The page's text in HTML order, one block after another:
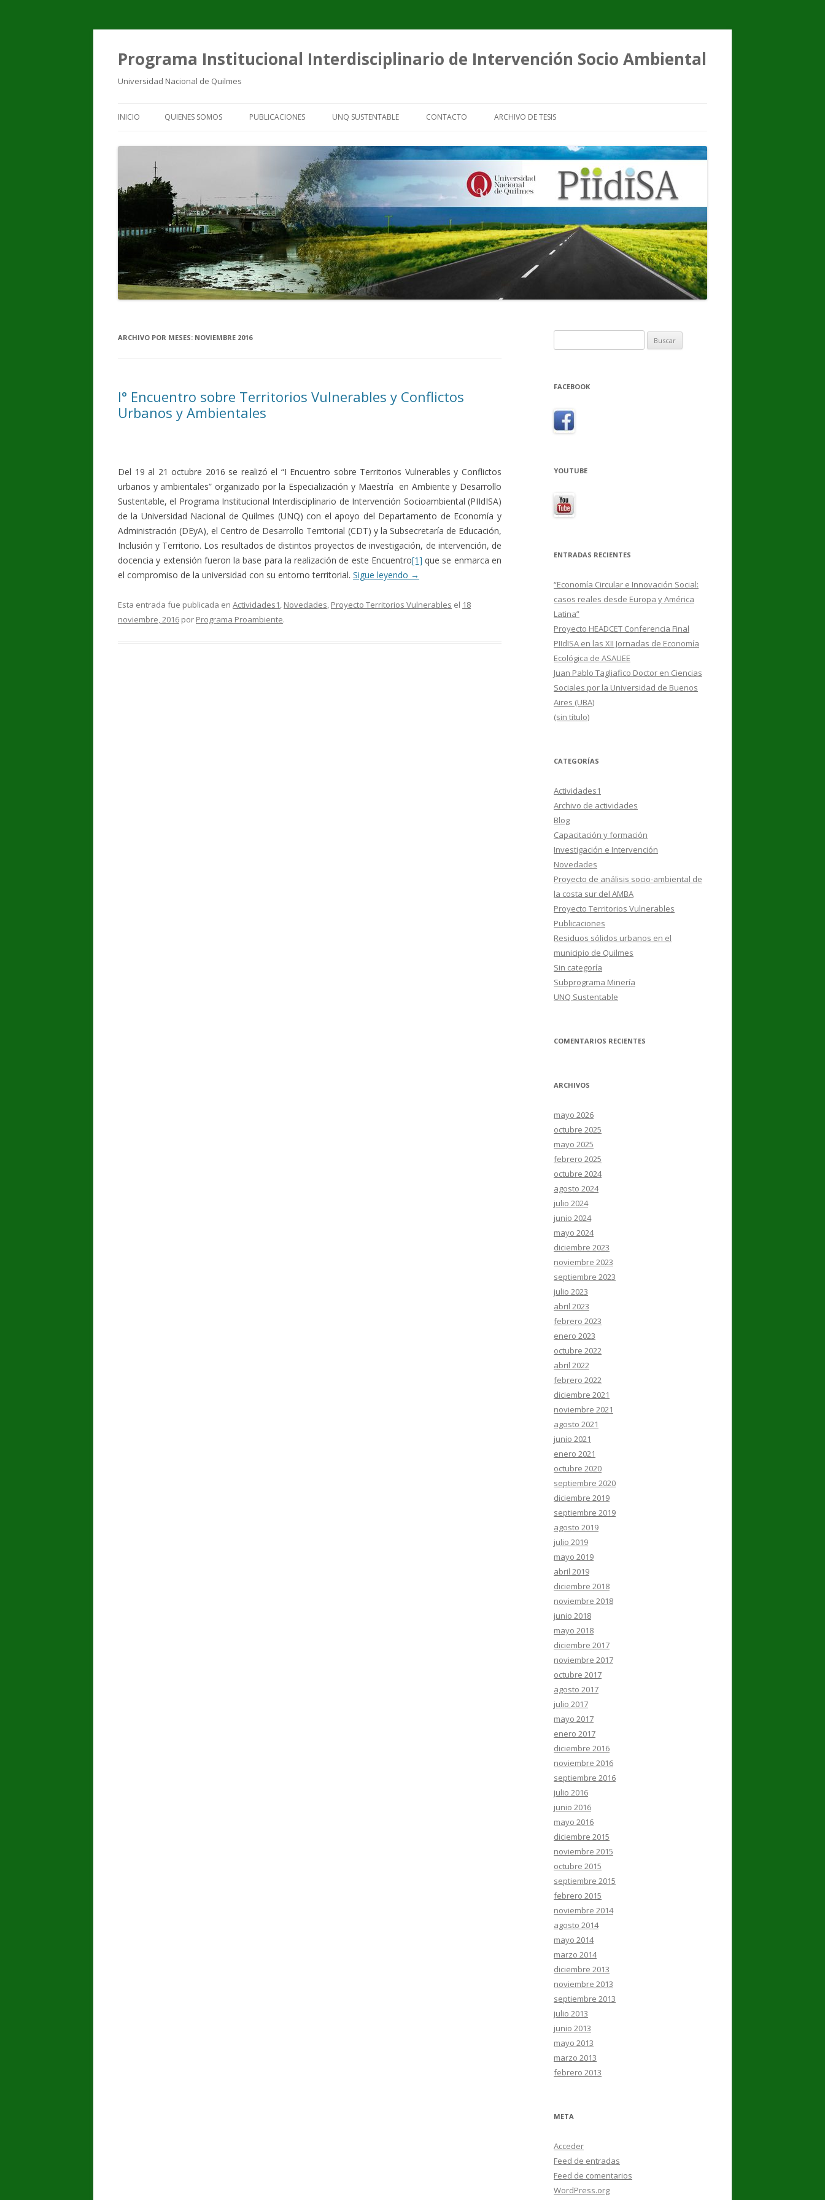
Programa Institucional Interdisciplinario de Intervención Socio Ambiental
Universidad Nacional de Quilmes
INICIO QUIENES SOMOS PUBLICACIONES
RECUPERADORES URBANOS
UNQ SUSTENTABLE CONTACTO ARCHIVO DE TESIS
CARTONERO
TESIS DE MAESTRÍA
TESIS DE DOCTORADO
ARCHIVO POR MESES: NOVIEMBRE 2016
I° Encuentro sobre Territorios Vulnerables y Conflictos
Urbanos y Ambientales
Del 19 al 21 octubre 2016 se realizó el “I Encuentro sobre Territorios Vulnerables y Conflictos
urbanos y ambientales” organizado por la Especialización y Maestría en Ambiente y Desarrollo
Sustentable, el Programa Institucional Interdisciplinario de Intervención Socioambiental (PIIdISA)
de la Universidad Nacional de Quilmes (UNQ) con el apoyo del Departamento de Economía y
Administración (DEyA), el Centro de Desarrollo Territorial (CDT) y la Subsecretaría de Educación,
Inclusión y Territorio. Los resultados de distintos proyectos de investigación, de intervención, de
docencia y extensión fueron la base para la realización de este Encuentro[1] que se enmarca en
el compromiso de la universidad con su entorno territorial. Sigue leyendo →
Esta entrada fue publicada en Actividades1, Novedades, Proyecto Territorios Vulnerables el 18
noviembre, 2016 por Programa Proambiente.
FACEBOOK
YOUTUBE
ENTRADAS RECIENTES
“Economía Circular e Innovación Social:
casos reales desde Europa y América
Latina”
Proyecto HEADCET Conferencia Final
PIIdISA en las XII Jornadas de Economía
Ecológica de ASAUEE
Juan Pablo Tagliafico Doctor en Ciencias
Sociales por la Universidad de Buenos
Aires (UBA)
(sin título)
CATEGORÍAS
Actividades1
Archivo de actividades
Blog
Capacitación y formación
Investigación e Intervención
Novedades
Proyecto de análisis socio-ambiental de
la costa sur del AMBA
Proyecto Territorios Vulnerables
Publicaciones
Residuos sólidos urbanos en el
municipio de Quilmes
Sin categoría
Subprograma Minería
UNQ Sustentable
COMENTARIOS RECIENTES
ARCHIVOS
mayo 2026
octubre 2025
mayo 2025
febrero 2025
octubre 2024
agosto 2024
julio 2024
junio 2024
mayo 2024
diciembre 2023
noviembre 2023
septiembre 2023
julio 2023
abril 2023
febrero 2023
enero 2023
octubre 2022
abril 2022
febrero 2022
diciembre 2021
noviembre 2021
agosto 2021
junio 2021
enero 2021
octubre 2020
septiembre 2020
diciembre 2019
septiembre 2019
agosto 2019
julio 2019
mayo 2019
abril 2019
diciembre 2018
noviembre 2018
junio 2018
mayo 2018
diciembre 2017
noviembre 2017
octubre 2017
agosto 2017
julio 2017
mayo 2017
enero 2017
diciembre 2016
noviembre 2016
septiembre 2016
julio 2016
junio 2016
mayo 2016
diciembre 2015
noviembre 2015
octubre 2015
septiembre 2015
febrero 2015
noviembre 2014
agosto 2014
mayo 2014
marzo 2014
diciembre 2013
noviembre 2013
septiembre 2013
julio 2013
junio 2013
mayo 2013
marzo 2013
febrero 2013
META
Acceder
Feed de entradas
Feed de comentarios
WordPress.org